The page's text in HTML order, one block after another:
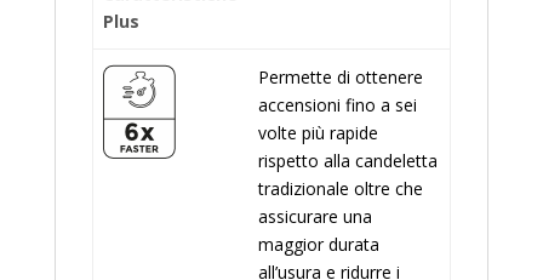
Plus
Permette di ottenere
accensioni fino a sei
volte più rapide
rispetto alla candeletta
tradizionale oltre che
assicurare una
maggior durata
all’usura e ridurre i